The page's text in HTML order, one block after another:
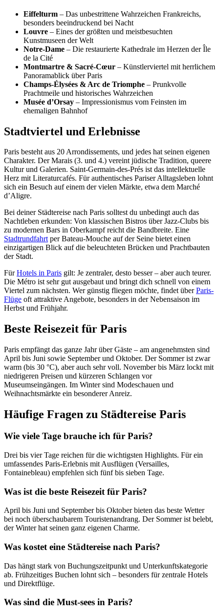
Eiffelturm – Das unbestrittene Wahrzeichen Frankreichs,
besonders beeindruckend bei Nacht
Louvre – Eines der größten und meistbesuchten
Kunstmuseen der Welt
Notre-Dame – Die restaurierte Kathedrale im Herzen der Île
de la Cité
Montmartre & Sacré-Cœur – Künstlerviertel mit herrlichem
Panoramablick über Paris
Champs-Élysées & Arc de Triomphe – Prunkvolle
Prachtmeile und historisches Wahrzeichen
Musée d’Orsay – Impressionismus vom Feinsten im
ehemaligen Bahnhof
Stadtviertel und Erlebnisse
Paris besteht aus 20 Arrondissements, und jedes hat seinen eigenen
Charakter. Der Marais (3. und 4.) vereint jüdische Tradition, queere
Kultur und Galerien. Saint-Germain-des-Prés ist das intellektuelle
Herz mit Literaturcafés. Für authentisches Pariser Alltagsleben lohnt
sich ein Besuch auf einem der vielen Märkte, etwa dem Marché
d’Aligre.
Bei deiner Städtereise nach Paris solltest du unbedingt auch das
Nachtleben erkunden: Von klassischen Bistros über Jazz-Clubs bis
zu modernen Bars in Oberkampf reicht die Bandbreite. Eine
Stadtrundfahrtper Bateau-Mouche auf der Seine bietet einen
einzigartigen Blick auf die beleuchteten Brücken und Prachtbauten
der Stadt.
FürHotels in Paris gilt: Je zentraler, desto besser – aber auch teurer.
Die Métro ist sehr gut ausgebaut und bringt dich schnell von einem
Viertel zum nächsten. Wer günstig fliegen möchte, findet überParis-
Flüge oft attraktive Angebote, besonders in der Nebensaison im
Herbst und Frühjahr.
Beste Reisezeit für Paris
Paris empfängt das ganze Jahr über Gäste – am angenehmsten sind
April bis Juni sowie September und Oktober. Der Sommer ist zwar
warm (bis 30 °C), aber auch sehr voll. November bis März lockt mit
niedrigeren Preisen und kürzeren Schlangen vor
Museumseingängen. Im Winter sind Modeschauen und
Weihnachtsmärkte ein besonderer Anreiz.
Häufige Fragen zu Städtereise Paris
Wie viele Tage brauche ich für Paris?
Drei bis vier Tage reichen für die wichtigsten Highlights. Für ein
umfassendes Paris-Erlebnis mit Ausflügen (Versailles,
Fontainebleau) empfehlen sich fünf bis sieben Tage.
Was ist die beste Reisezeit für Paris?
April bis Juni und September bis Oktober bieten das beste Wetter
bei noch überschaubarem Touristenandrang. Der Sommer ist belebt,
der Winter hat seinen ganz eigenen Charme.
Was kostet eine Städtereise nach Paris?
Das hängt stark von Buchungszeitpunkt und Unterkunftskategorie
ab. Frühzeitiges Buchen lohnt sich – besonders für zentrale Hotels
und Direktflüge.
Was sind die Must-sees in Paris?